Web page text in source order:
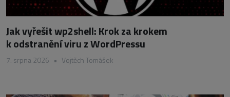
Jak vyřešit wp2shell: Krok za krokem
k odstranění viru z WordPressu
7. srpna 2026 • Vojtěch Tomášek